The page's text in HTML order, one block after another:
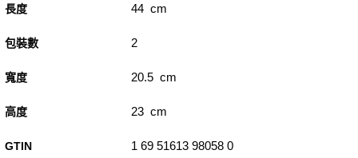
長度 44 cm
包裝數 2
寬度 20.5 cm
高度 23 cm
GTIN 1 69 51613 98058 0